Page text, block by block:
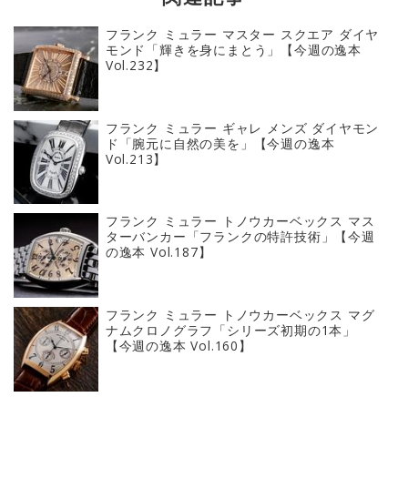
フランク ミュラー マスター スクエア ダイヤ
モンド「輝きを身にまとう」【今週の逸本
Vol.232】
フランク ミュラー ギャレ メンズ ダイヤモン
ド「腕元に自然の美を」【今週の逸本
Vol.213】
フランク ミュラー トノウカーベックス マス
ターバンカー「フランクの特許技術」【今週
の逸本 Vol.187】
フランク ミュラー トノウカーベックス マグ
ナムクロノグラフ「シリーズ初期の1本」
【今週の逸本 Vol.160】